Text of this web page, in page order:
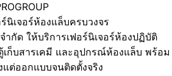
นิเจอร์ห้องแล็บครบวงจร
ำกัด ให้บริการเฟอร์นิเจอร์ห้องปฏิบัติ
ก็บสารเคมี และอุปกรณ์ห้องแล็บ พร้อม
ต่ออกแบบจนติดตั้งจริง